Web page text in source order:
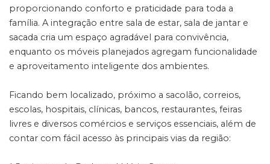
proporcionando conforto e praticidade para toda a
família. A integração entre sala de estar, sala de jantar e
sacada cria um espaço agradável para convivência,
enquanto os móveis planejados agregam funcionalidade
e aproveitamento inteligente dos ambientes.
Ficando bem localizado, próximo a sacolão, correios,
escolas, hospitais, clínicas, bancos, restaurantes, feiras
livres e diversos comércios e serviços essenciais, além de
contar com fácil acesso às principais vias da região: